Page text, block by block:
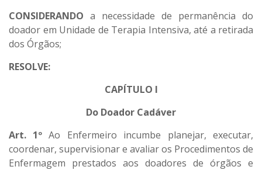
CONSIDERANDO a necessidade de permanência do
doador em Unidade de Terapia Intensiva, até a retirada
dos Órgãos;
RESOLVE:
CAPÍTULO I
Do Doador Cadáver
Art. 1º Ao Enfermeiro incumbe planejar, executar,
coordenar, supervisionar e avaliar os Procedimentos de
Enfermagem prestados aos doadores de órgãos e